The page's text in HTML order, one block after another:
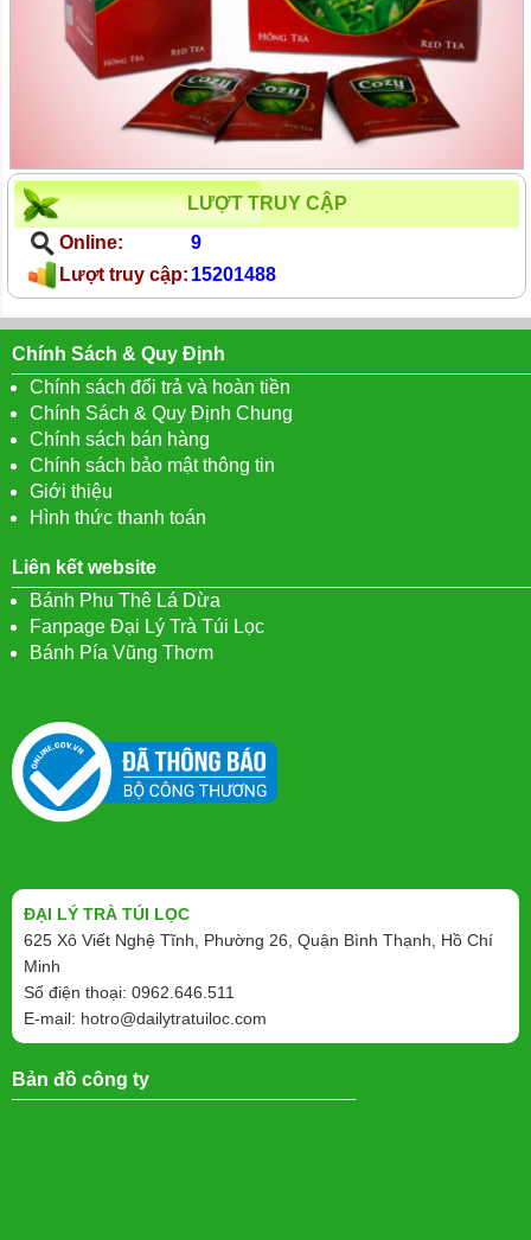
LƯỢT TRUY CẬP
Online:
9
Lượt truy cập: 15201488
Chính Sách & Quy Định
Chính sách đổi trả và hoàn tiền
Chính Sách & Quy Định Chung
Chính sách bán hàng
Chính sách bảo mật thông tin
Giới thiệu
Hình thức thanh toán
Liên kết website
Bánh Phu Thê Lá Dừa
Fanpage Đại Lý Trà Túi Lọc
Bánh Pía Vũng Thơm
ĐẠI LÝ TRÀ TÚI LỌC
625 Xô Viết Nghệ Tĩnh, Phường 26, Quận Bình Thạnh, Hồ Chí
Minh
Số điện thoại: 0962.646.511
E-mail: hotro@dailytratuiloc.com
Bản đồ công ty